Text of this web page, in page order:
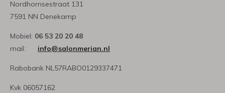
Nordhornsestraat 131
7591 NN Denekamp
Mobiel: 06 53 20 20 48
mail: info@salonmerian.nl
Rabobank NL57RABO0129337471
Kvk 06057162